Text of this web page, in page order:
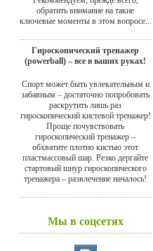
обратить внимание на такие
ключевые моменты в этом вопросе...
Гироскопический тренажер
(powerball) – все в ваших руках!
Спорт может быть увлекательным и
забавным – достаточно попробовать
раскрутить лишь раз
гироскопический кистевой тренажер!
Проще почувствовать
гироскопический тренажер –
обхватите плотно кистью этот
пластмассовый шар. Резко дергайте
стартовый шнур гироскопического
тренажера – развлечение началось!
Мы в соцсетях